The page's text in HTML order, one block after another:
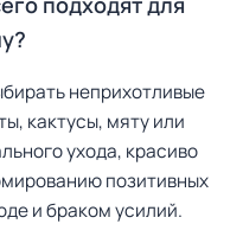
неприхотливые
кактусы, мяту или
ухода, красиво
позитивных
и браком усилий.